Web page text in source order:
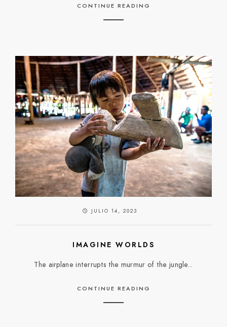
CONTINUE READING
JULIO 14, 2023
IMAGINE WORLDS
The airplane interrupts the murmur of the jungle...
CONTINUE READING